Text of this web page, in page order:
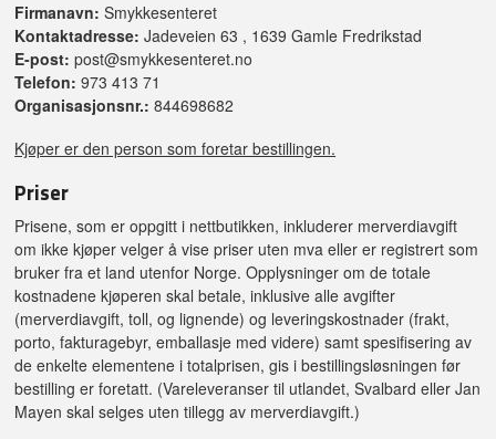
Firmanavn: Smykkesenteret
Kontaktadresse: Jadeveien 63 , 1639 Gamle Fredrikstad
E-post: post@smykkesenteret.no
Telefon: 973 413 71
Organisasjonsnr.: 844698682
Kjøper er den person som foretar bestillingen.
Priser
Prisene, som er oppgitt i nettbutikken, inkluderer merverdiavgift
om ikke kjøper velger å vise priser uten mva eller er registrert som
bruker fra et land utenfor Norge. Opplysninger om de totale
kostnadene kjøperen skal betale, inklusive alle avgifter
(merverdiavgift, toll, og lignende) og leveringskostnader (frakt,
porto, fakturagebyr, emballasje med videre) samt spesifisering av
de enkelte elementene i totalprisen, gis i bestillingsløsningen før
bestilling er foretatt. (Vareleveranser til utlandet, Svalbard eller Jan
Mayen skal selges uten tillegg av merverdiavgift.)